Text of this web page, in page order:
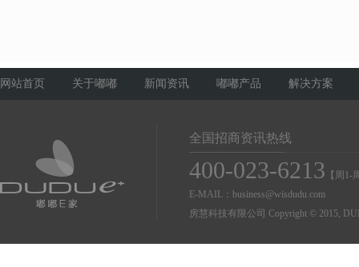
网站首页 关于嘟嘟 新闻资讯 嘟嘟产品 解决方案
全国招商资讯热线
400-023-6213 【周1-
E-MAIL：business@wisdudu.com
房慧科技有限公司 Copyright © 2015,